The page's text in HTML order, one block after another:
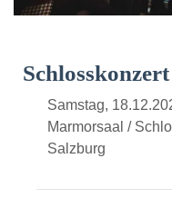
Samstag,
Marmorsaal /
Salzburg